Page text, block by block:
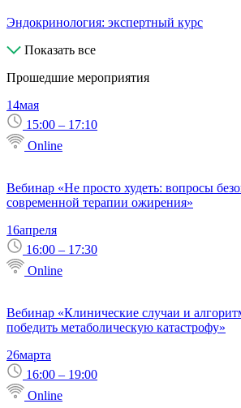
Эндокринология: экспертный курс
Показать все
Прошедшие мероприятия
14мая
15:00 – 17:10
Online
Вебинар «Не просто худеть: вопросы
современной терапии ожирения»
16апреля
16:00 – 17:30
Online
Вебинар «Клинические случаи и
победить метаболическую катастрофу»
26марта
16:00 – 19:00
Online